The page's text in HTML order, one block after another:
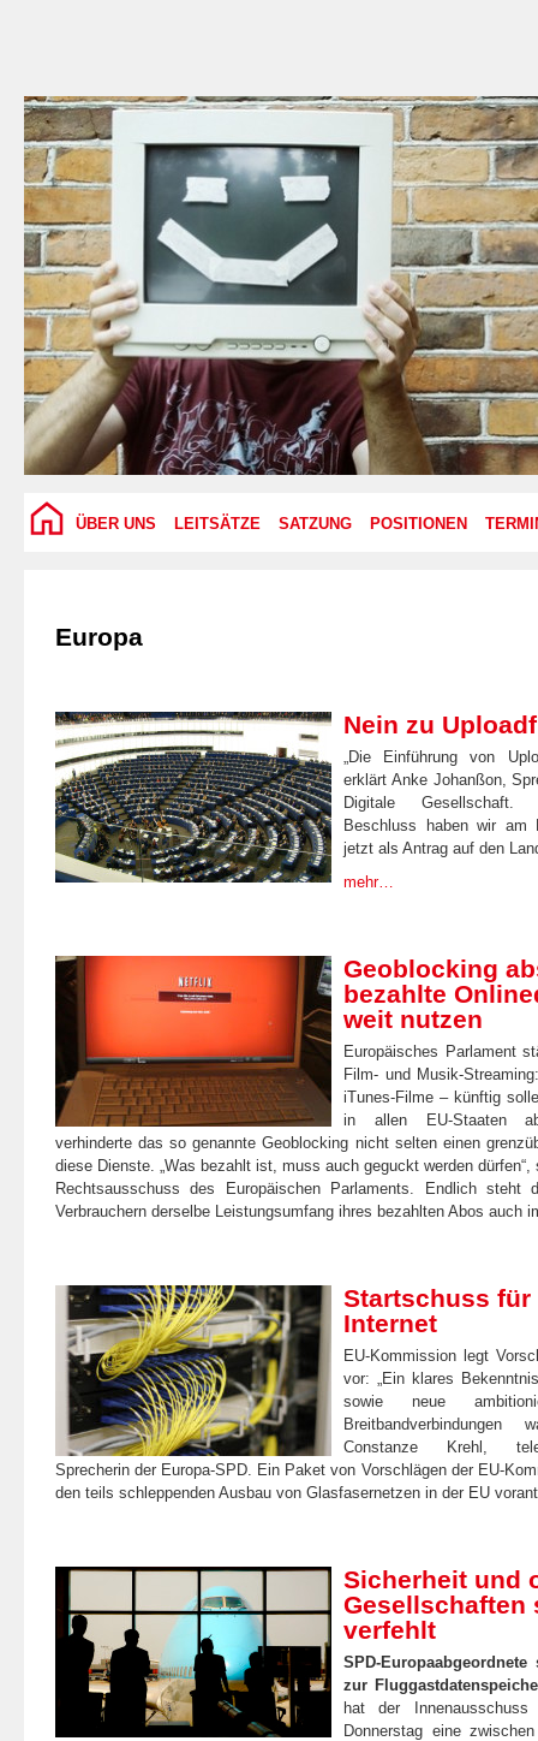
ÜBER UNS LEITSÄTZE SATZUNG POSITIONEN
Europa
Nein zu
„Die Einführung von
erklärt Anke Johanßon,
Digitale Gesellschaft.
Beschluss haben wir am
jetzt als Antrag auf den
mehr…
Geoblocking
bezahlte
weit nutzen
Europäisches Parlament
Film- und Musik-
iTunes-Filme – künftig
in allen EU-Staaten
verhinderte das so genannte Geoblocking nicht selten einen
diese Dienste. „Was bezahlt ist, muss auch geguckt werden
Rechtsausschuss des Europäischen Parlaments. Endlich steht
Verbrauchern derselbe Leistungsumfang ihres bezahlten Abos auch
Startschuss
Internet
EU-Kommission legt
vor: „Ein klares
sowie neue
Breitbandverbindungen
Constanze Krehl,
Sprecherin der Europa-SPD. Ein Paket von Vorschlägen der EU-
den teils schleppenden Ausbau von Glasfasernetzen in der EU
Sicherheit und
Gesellschaften
verfehlt
SPD-
zur
hat der
Donnerstag eine